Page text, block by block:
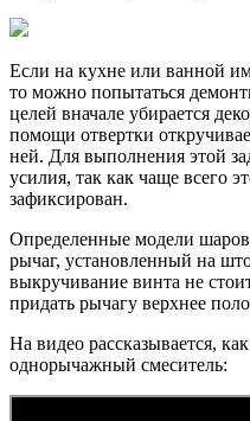
Если на кухне или ванной
то можно попытаться
целей вначале убирается
помощи отвертки
ней. Для выполнения этой
усилия, так как чаще всего
зафиксирован.
Определенные модели
рычаг, установленный на
выкручивание винта не
придать рычагу верхнее
На видео рассказывается,
однорычажный смеситель: